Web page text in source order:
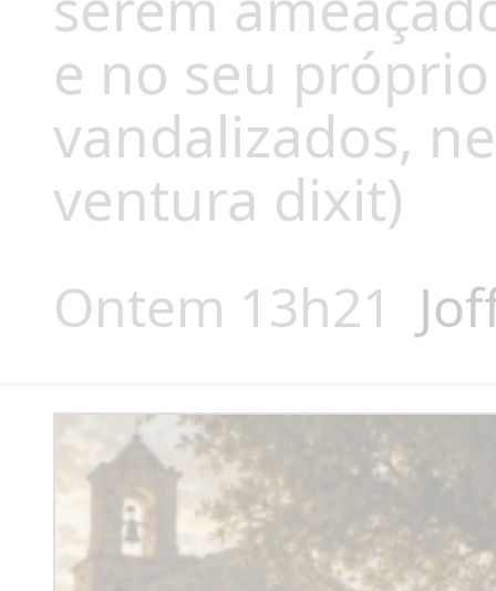
e no seu
vandalizados,
ventura dixit)
Ontem 13h21